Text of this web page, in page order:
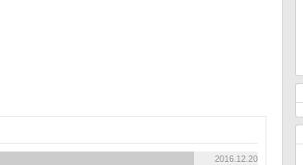
2016.12.20